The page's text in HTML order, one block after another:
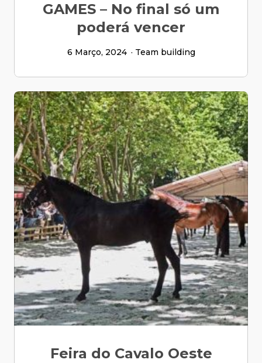
GAMES – No final só um
poderá vencer
6 Março, 2024 Team building
Feira do Cavalo Oeste